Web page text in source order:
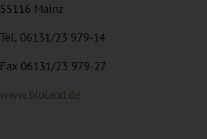
55116 Mainz
Tel. 06131/23 979-14
Fax 06131/23 979-27
www.bioland.de